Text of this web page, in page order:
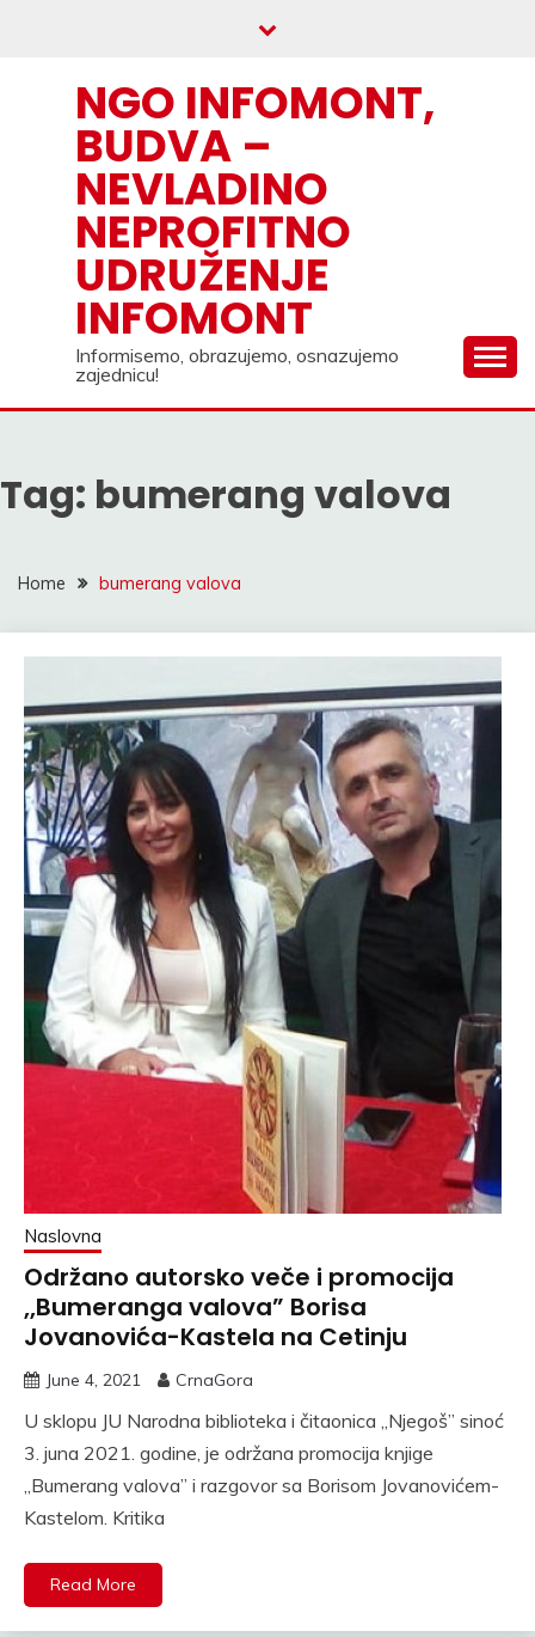
NGO INFOMONT,
BUDVA –
NEVLADINO
NEPROFITNO
UDRUŽENJE
INFOMONT
Informisemo, obrazujemo, osnazujemo
zajednicu!
Tag: bumerang valova
Home bumerang valova
Naslovna
Održano autorsko veče i promocija
,,Bumeranga valova” Borisa
Jovanovića-Kastela na Cetinju
June 4, 2021 CrnaGora
U sklopu JU Narodna biblioteka i čitaonica ,,Njegoš” sinoć
3. juna 2021. godine, je održana promocija knjige
,,Bumerang valova” i razgovor sa Borisom Jovanovićem-
Kastelom. Kritika
Read More